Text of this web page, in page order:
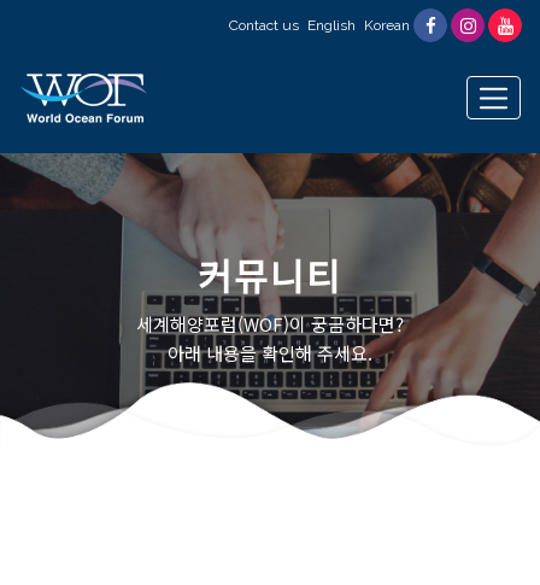
Contact us English Korean
커뮤니티
세계해양포럼(WOF)이 궁금하다면?
아래 내용을 확인해 주세요.